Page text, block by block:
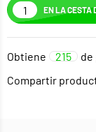
EN LA CESTA
Obtiene 215
de
Compartir